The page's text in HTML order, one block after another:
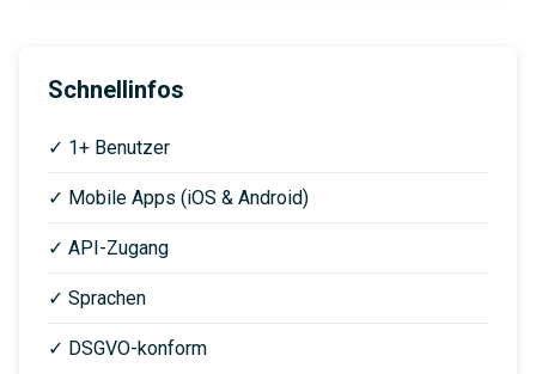
Schnellinfos
✓ 1+ Benutzer
✓ Mobile Apps (iOS & Android)
✓ API-Zugang
✓ Sprachen
✓ DSGVO-konform